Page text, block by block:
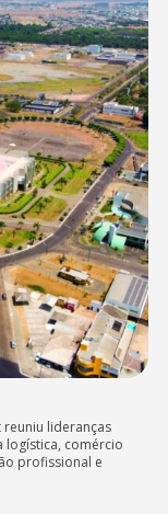
lideranças
logística, comércio
profissional e